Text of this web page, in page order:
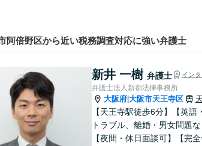
阿倍野区から近い税務調査対応に強い弁護士
新井 一樹 弁護士 イン
弁護士法人新都法律事務所
大阪府 大阪市天王寺区
【天王寺駅徒歩6分】【英
トラブル、離婚・男女問題
【夜間・休日面談可】【完全